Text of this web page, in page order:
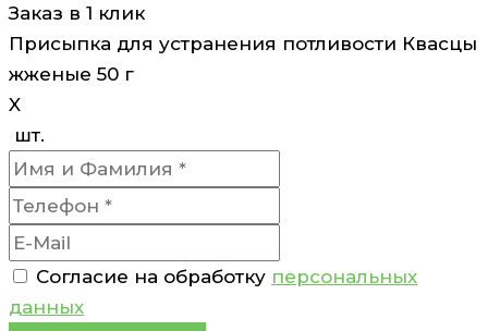
Заказ в 1 клик
Присыпка для устранения потливости Квасцы
жженые 50 г
X
шт.
Согласие на обработку персональных
данных